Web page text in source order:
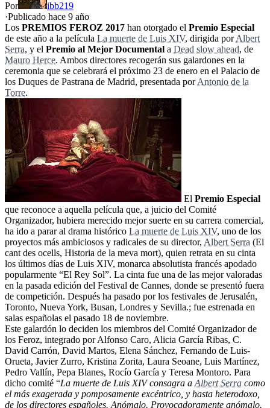
Por
ibb219
·Publicado hace 9 año
Los PREMIOS FEROZ 2017 han otorgado el Premio Especial
de este año a la película La muerte de Luis XIV, dirigida porAlbert
Serra, y el Premio al Mejor Documental a Dead slow ahead, de
Mauro Herce. Ambos directores recogerán sus galardones en la
ceremonia que se celebrará el próximo 23 de enero en el Palacio de
los Duques de Pastrana de Madrid, presentada porAntonio de la
Torre.
El Premio Especial
que reconoce a aquella película que, a juicio del Comité
Organizador, hubiera merecido mejor suerte en su carrera comercial,
ha ido a parar al drama histórico La muerte de Luis XIV, uno de los
proyectos más ambiciosos y radicales de su director, Albert Serra (El
cant des ocells, Historia de la meva mort), quien retrata en su cinta
los últimos días de Luis XIV, monarca absolutista francés apodado
popularmente “El Rey Sol”. La cinta fue una de las mejor valoradas
en la pasada edición del Festival de Cannes, donde se presentó fuera
de competición. Después ha pasado por los festivales de Jerusalén,
Toronto, Nueva York, Busan, Londres y Sevilla.; fue estrenada en
salas españolas el pasado 18 de noviembre.
Este galardón lo deciden los miembros del Comité Organizador de
los Feroz, integrado por Alfonso Caro, Alicia García Ribas, C.
David Carrón, David Martos, Elena Sánchez, Fernando de Luis-
Orueta, Javier Zurro, Kristina Zorita, Laura Seoane, Luis Martínez,
Pedro Vallín, Pepa Blanes, Rocío García y Teresa Montoro. Para
dicho comité “La muerte de Luis XIVconsagra a Albert Serra como
el más exagerada y pomposamente excéntrico, y hasta heterodoxo,
de los directores españoles. Anómalo. Provocadoramente anómalo.